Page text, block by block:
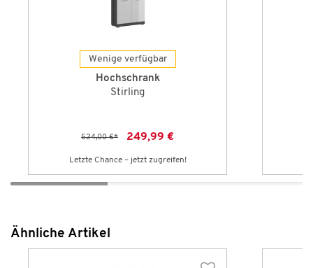
Wenige verfügbar
Hochschrank
Stirling
524,00 €* 249,99 €
Letzte Chance – jetzt zugreifen!
Ähnliche Artikel